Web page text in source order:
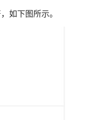
如下图所示。